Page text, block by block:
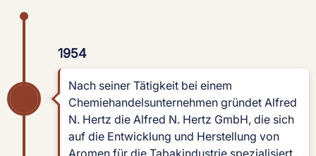
1954
Nach seiner Tätigkeit bei einem
Chemiehandelsunternehmen gründet Alfred
N. Hertz die Alfred N. Hertz GmbH, die sich
auf die Entwicklung und Herstellung von
Aromen für die Tabakindustrie spezialisiert.